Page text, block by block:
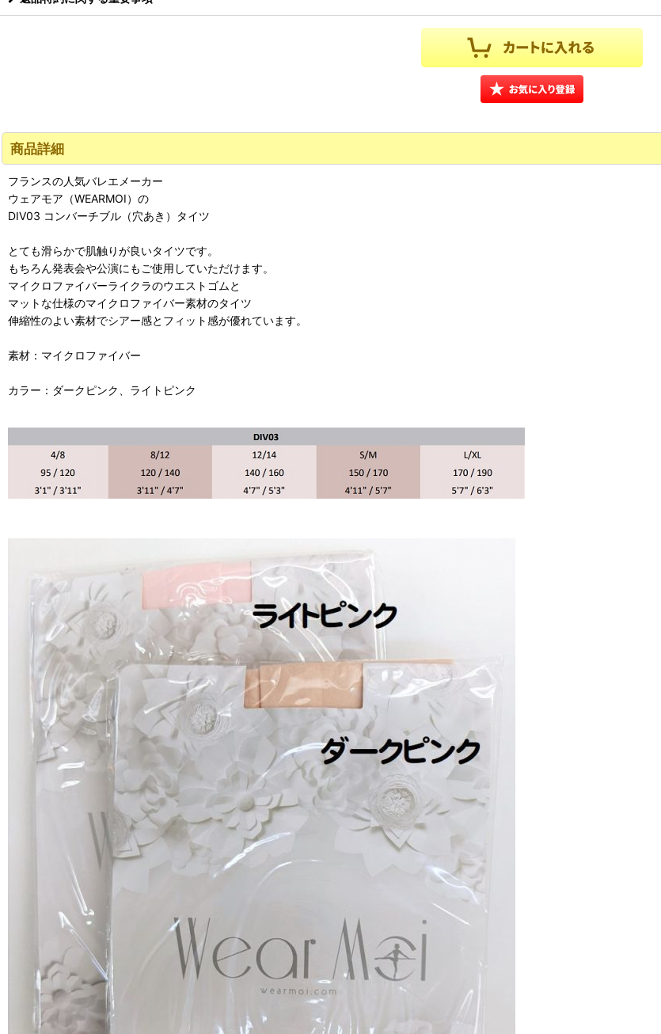
商品詳細
フランスの人気バレエメーカー
ウェアモア（WEARMOI）の
DIV03 コンバーチブル（穴あき）タイツ
とても滑らかで肌触りが良いタイツです。
もちろん発表会や公演にもご使用していただけます。
マイクロファイバーライクラのウエストゴムと
マットな仕様のマイクロファイバー素材のタイツ
伸縮性のよい素材でシアー感とフィット感が優れています。
素材：マイクロファイバー
カラー：ダークピンク、ライトピンク